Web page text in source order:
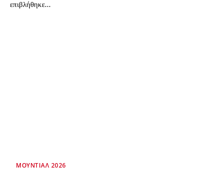
επιβλήθηκε...
ΜΟΥΝΤΙΆΛ 2026